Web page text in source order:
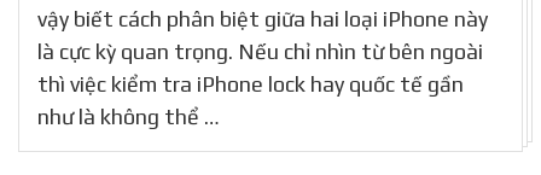
vậy biết cách phân biệt giữa hai loại iPhone này
là cực kỳ quan trọng. Nếu chỉ nhìn từ bên ngoài
thì việc kiểm tra iPhone lock hay quốc tế gần
như là không thể …